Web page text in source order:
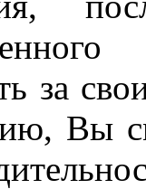
за
Вы